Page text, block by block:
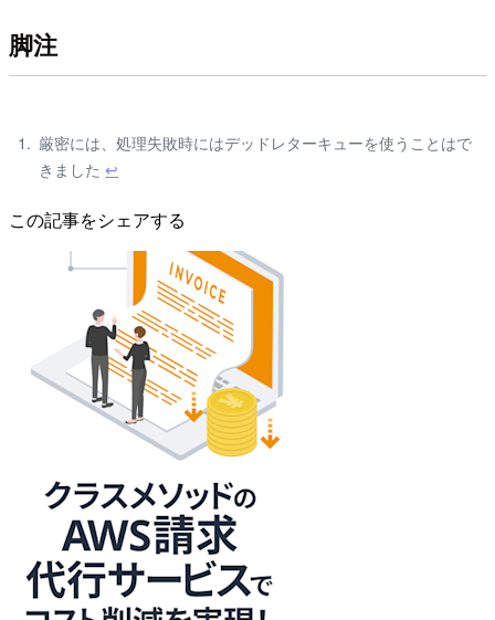
脚注
厳密には、処理失敗時にはデッドレターキューを使うことはで
きました↩
この記事をシェアする